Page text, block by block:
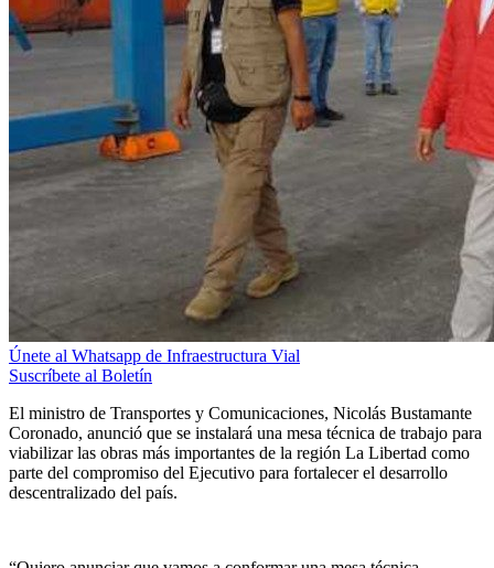
Únete al Whatsapp de Infraestructura Vial
Suscríbete al Boletín
El ministro de Transportes y Comunicaciones, Nicolás Bustamante
Coronado, anunció que se instalará una mesa técnica de trabajo para
viabilizar las obras más importantes de la región La Libertad como
parte del compromiso del Ejecutivo para fortalecer el desarrollo
descentralizado del país.